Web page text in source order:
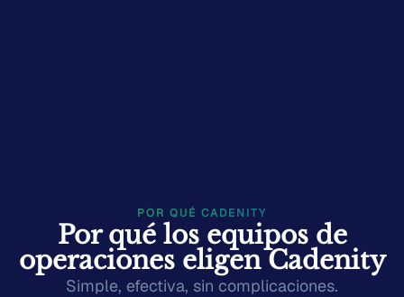
POR QUÉ CADENITY
Por qué los equipos de
operaciones eligen Cadenity
Simple, efectiva, sin complicaciones.